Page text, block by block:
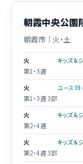
朝霞中央公園
朝霞市｜火・土
火
第1・3週
キッズ＆
火
第1・3週 3部
ユース
火
第2・4週
キッズ＆
火
第2・4週 3部
キッズ＆